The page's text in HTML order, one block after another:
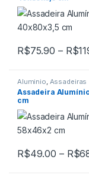
R$75.90 – R$
Este produto tem
Aluminio Assadeiras
Assadeira
cm
R$49.00 – R$
Este produto tem